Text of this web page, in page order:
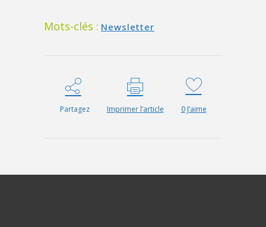
Mots-clés : Newsletter
Partagez Imprimer l’article 0J’aime